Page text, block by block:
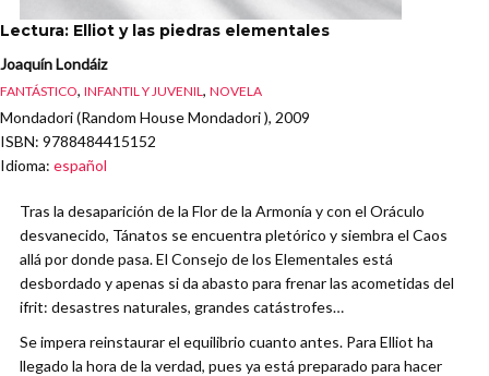
Lectura: Elliot y las piedras elementales
Joaquín Londáiz
FANTÁSTICO, INFANTIL Y JUVENIL, NOVELA
Mondadori (Random House Mondadori ), 2009
ISBN: 9788484415152
Idioma: español
Tras la desaparición de la Flor de la Armonía y con el Oráculo
desvanecido, Tánatos se encuentra pletórico y siembra el Caos
allá por donde pasa. El Consejo de los Elementales está
desbordado y apenas si da abasto para frenar las acometidas del
ifrit: desastres naturales, grandes catástrofes…
Se impera reinstaurar el equilibrio cuanto antes. Para Elliot ha
llegado la hora de la verdad, pues ya está preparado para hacer